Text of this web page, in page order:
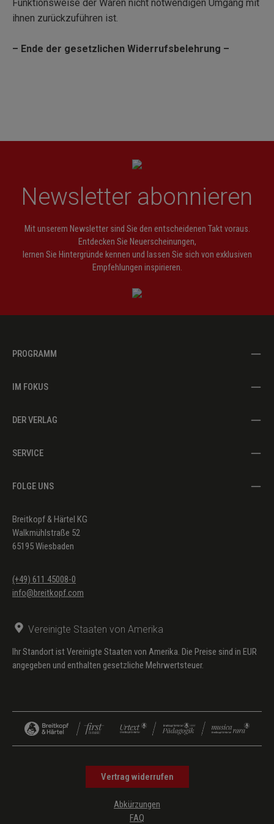
Funktionsweise der Waren nicht notwendigen Umgang mit
ihnen zurückzuführen ist.
– Ende der gesetzlichen Widerrufsbelehrung –
Newsletter abonnieren
Mit unserem Newsletter sind Sie den entscheidenen Takt voraus.
Entdecken Sie Neuerscheinungen,
lernen Sie Hintergründe kennen und lassen Sie sich von exklusiven
Empfehlungen inspirieren.
PROGRAMM
IM FOKUS
DER VERLAG
SERVICE
FOLGE UNS
Breitkopf & Härtel KG
Walkmühlstraße 52
65195 Wiesbaden
(+49) 611 45008-0
info@breitkopf.com
Vereinigte Staaten von Amerika
Ihr Standort ist Vereinigte Staaten von Amerika. Die Preise sind in EUR
angegeben und enthalten gesetzliche Mehrwertsteuer.
Vertrag widerrufen
Abkürzungen
FAQ